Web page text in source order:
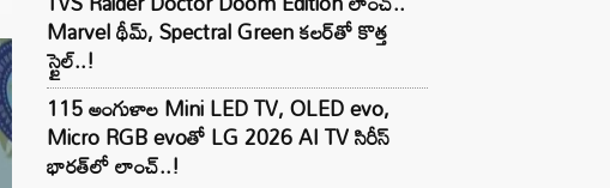
Marvel థీమ్, Spectral Green కలర్‌తో కొత్త
స్టైల్..!
115 అంగుళాల Mini LED TV, OLED evo,
Micro RGB evoతో LG 2026 AI TV సిరీస్
భారత్‌లో లాంచ్..!